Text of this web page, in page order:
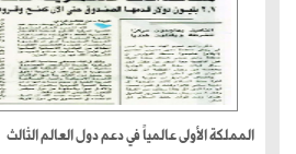
المملكة الأولى عالمياً في دعم دول العالم الثالث